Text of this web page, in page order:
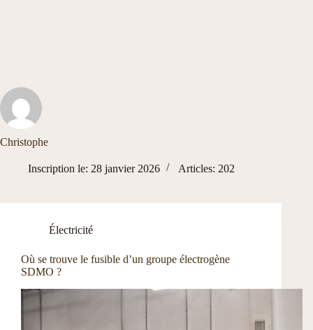
Christophe
Inscription le: 28 janvier 2026 Articles: 202
Électricité
Où se trouve le fusible d’un groupe électrogène
SDMO ?